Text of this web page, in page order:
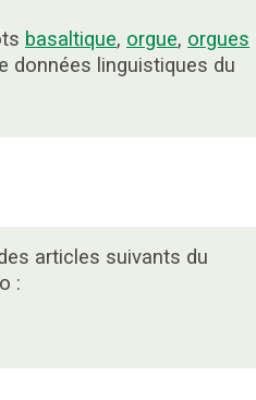
basaltique, orgue, orgues
données linguistiques du
articles suivants du
: